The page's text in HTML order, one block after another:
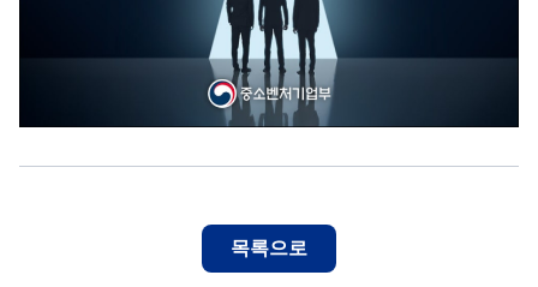
목록으로